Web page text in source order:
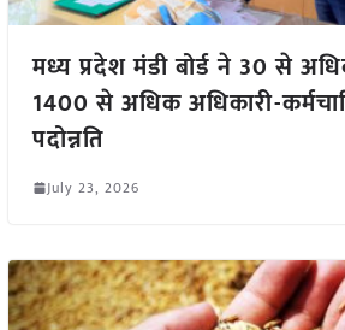
मध्य प्रदेश मंडी बोर्ड ने 30 से
1400 से अधिक अधिकारी-
पदोन्नति
July 23, 2026